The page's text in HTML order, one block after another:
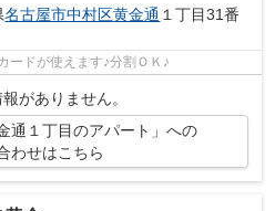
名古屋市中村区黄金通 １丁目31番
ードが使えます♪分割ＯＫ♪
がありません。
通１丁目のアパート」への
わせはこちら